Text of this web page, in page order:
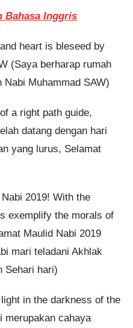
Bahasa Inggris
heart is bleseed by
(Saya berharap rumah
Nabi Muhammad SAW)
a right path guide,
datang dengan hari
yang lurus, Selamat
2019! With the
exemplify the morals of
Maulid Nabi 2019
mari teladani Akhlak
Sehari hari)
in the darkness of the
merupakan cahaya